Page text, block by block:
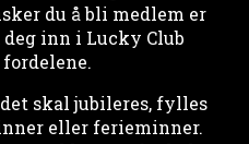
du å bli medlem er
inn i Lucky Club
skal jubileres, fylles
eller ferieminner.